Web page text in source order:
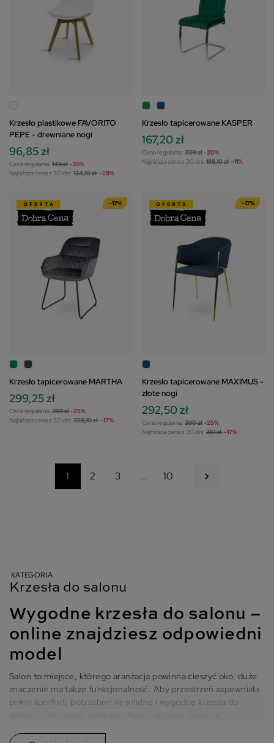
Krzesło plastikowe FAVORITO
PEPE - drewniane nogi
96,85 zł
Cena regularna: 149 zł-35%
Najniższa cena z 30 dni: 134,10 zł-28%
Krzesło tapicerowane KASPER
167,20 zł
Cena regularna: 209 zł-20%
Najniższa cena z 30 dni: 188,10 zł-11%
-17%
Krzesło tapicerowane MARTHA
299,25 zł
Cena regularna: 399 zł-25%
Najniższa cena z 30 dni: 359,10 zł-17%
-17%
Krzesło tapicerowane MAXIMUS -
złote nogi
292,50 zł
Cena regularna: 390 zł-25%
Najniższa cena z 30 dni: 351 zł-17%
1 2 3 … 10 Następny

KATEGORIA
Krzesła do salonu
Wygodne krzesła do salonu –
online znajdziesz odpowiedni
model
Salon to miejsce, którego aranżacja powinna cieszyć oko, duże
znaczenie ma także funkcjonalność. Aby przestrzeń zapewniała
pełen komfort, potrzebne są solidne i wygodne krzesła do